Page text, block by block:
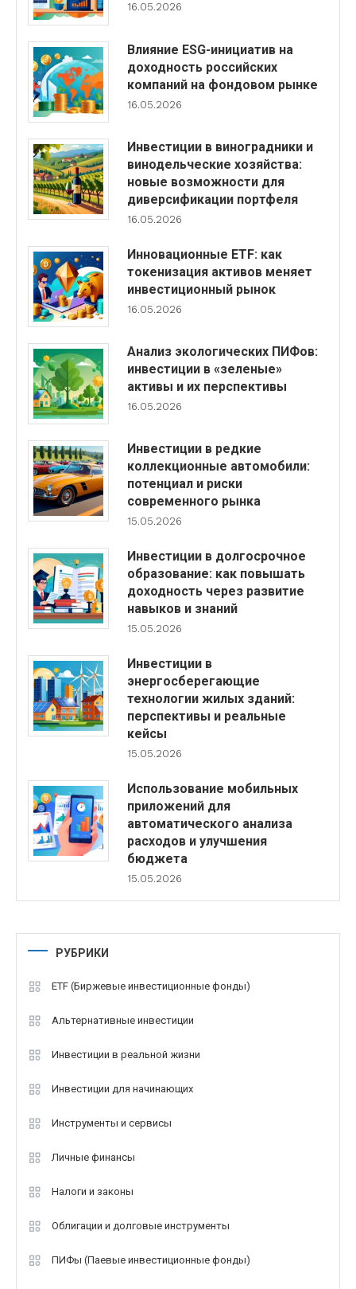
16.05.2026
Влияние ESG-инициатив на
доходность российских
компаний на фондовом рынке
16.05.2026
Инвестиции в виноградники и
винодельческие хозяйства:
новые возможности для
диверсификации портфеля
16.05.2026
Инновационные ETF: как
токенизация активов меняет
инвестиционный рынок
16.05.2026
Анализ экологических ПИФов:
инвестиции в «зеленые»
активы и их перспективы
16.05.2026
Инвестиции в редкие
коллекционные автомобили:
потенциал и риски
современного рынка
15.05.2026
Инвестиции в долгосрочное
образование: как повышать
доходность через развитие
навыков и знаний
15.05.2026
Инвестиции в
энергосберегающие
технологии жилых зданий:
перспективы и реальные
кейсы
15.05.2026
Использование мобильных
приложений для
автоматического анализа
расходов и улучшения
бюджета
15.05.2026
РУБРИКИ
ETF (Биржевые инвестиционные фонды)
Альтернативные инвестиции
Инвестиции в реальной жизни
Инвестиции для начинающих
Инструменты и сервисы
Личные финансы
Налоги и законы
Облигации и долговые инструменты
ПИФы (Паевые инвестиционные фонды)